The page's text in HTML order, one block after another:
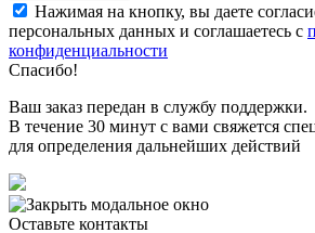
Нажимая на кнопку, вы даете
персональных данных и соглашаетесь с
конфиденциальности
Спасибо!
Ваш заказ передан в службу поддержки.
В течение 30 минут с вами свяжется
для определения дальнейших действий
Оставьте контакты